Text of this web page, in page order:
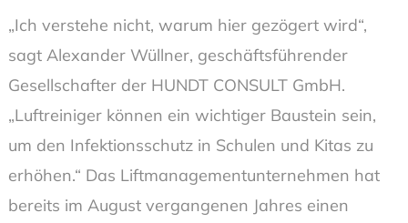
„Ich verstehe nicht, warum hier gezögert wird“,
sagt Alexander Wüllner, geschäftsführender
Gesellschafter der HUNDT CONSULT GmbH.
„Luftreiniger können ein wichtiger Baustein sein,
um den Infektionsschutz in Schulen und Kitas zu
erhöhen.“ Das Liftmanagementunternehmen hat
bereits im August vergangenen Jahres einen